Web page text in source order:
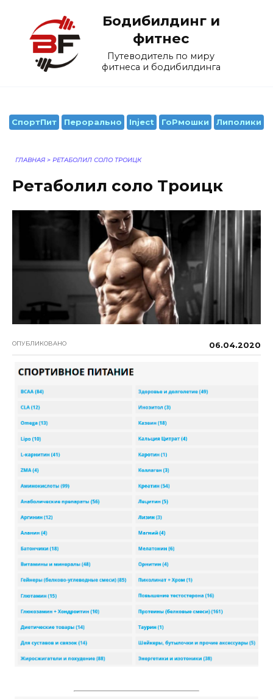
содержанию
Бодибилдинг и
фитнес
Путеводитель по миру
фитнеса и бодибилдинга
СпортПит Перорально Inject ГоРмошки Липолики
ГЛАВНАЯ > РЕТАБОЛИЛ СОЛО ТРОИЦК
Ретаболил соло Троицк
ОПУБЛИКОВАНО 06.04.2020